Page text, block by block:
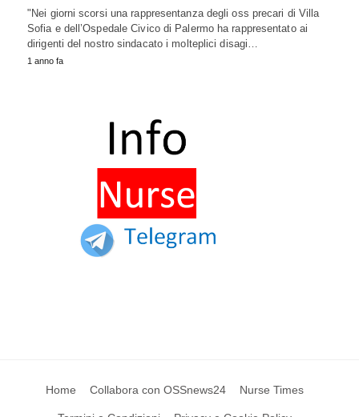
"Nei giorni scorsi una rappresentanza degli oss precari di Villa
Sofia e dell’Ospedale Civico di Palermo ha rappresentato ai
dirigenti del nostro sindacato i molteplici disagi…
1 anno fa
Home Collabora con OSSnews24 Nurse Times